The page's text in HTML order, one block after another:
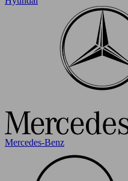
Mercedes-Benz